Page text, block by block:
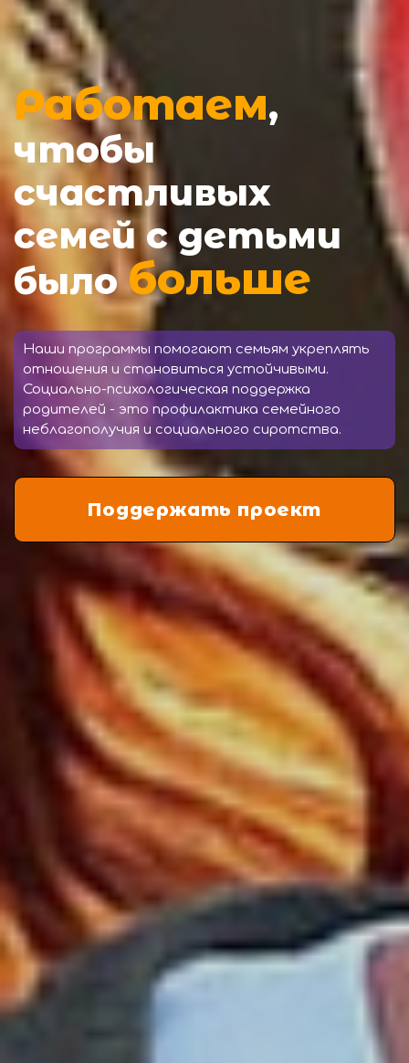
Работаем,
чтобы
счастливых
семей с детьми
былобольше
Наши программы помогают семьям укреплять
отношения и становиться устойчивыми.
Социально-психологическая поддержка
родителей - это профилактика семейного
неблагополучия и социального сиротства.
Поддержать проект